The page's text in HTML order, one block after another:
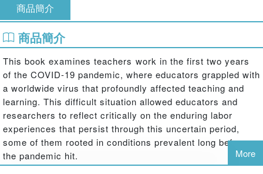
商品簡介
商品簡介
This book examines teachers work in the first two years
of the COVID-19 pandemic, where educators grappled with
a worldwide virus that profoundly affected teaching and
learning. This difficult situation allowed educators and
researchers to reflect critically on the enduring labor
experiences that persist through this uncertain period,
some of them rooted in conditions prevalent long before
the pandemic hit.
More